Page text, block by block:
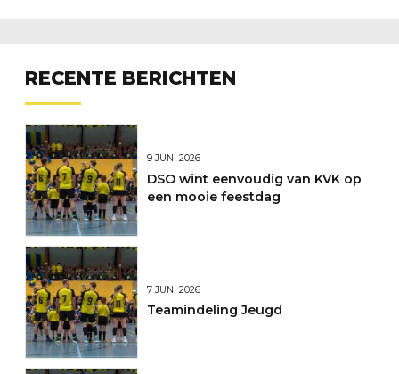
RECENTE BERICHTEN
9 JUNI 2026
DSO wint eenvoudig van KVK op
een mooie feestdag
7 JUNI 2026
Teamindeling Jeugd